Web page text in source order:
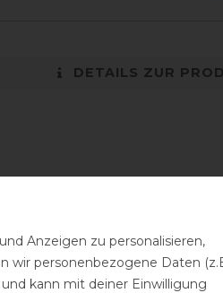
DETAILS ZUR
Anzeigen zu personalisieren,
wir personenbezogene Daten
kann mit deiner Einwilligung